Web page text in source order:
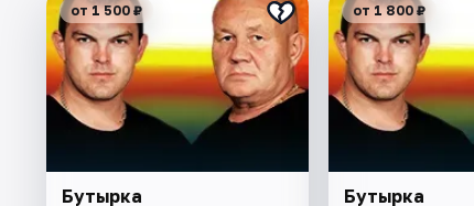
от 1 500 ₽
Бутырка
от 1 800 ₽
Бутырка